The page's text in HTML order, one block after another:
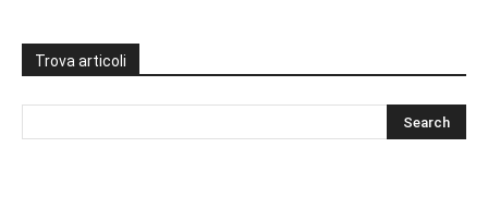
Trova articoli